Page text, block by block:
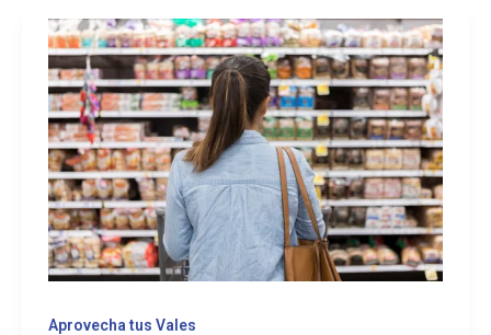
Aprovecha tus Vales